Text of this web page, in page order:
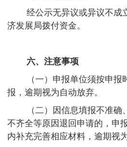
经公示无异议或异议不成
济发展局拨付资金。
六、注意事项
（一）申报单位须按申报
报，逾期视为自动放弃。
（二）因信息填报不准确
不齐全等原因退回申请的，申
内补充完善相应材料，逾期视